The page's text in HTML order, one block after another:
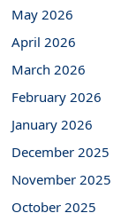
May 2026
April 2026
March 2026
February 2026
January 2026
December 2025
November 2025
October 2025